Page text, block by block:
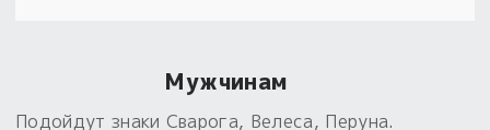
Товары со скидкойМужчинам
Подойдут знаки Сварога, Велеса, Перуна.